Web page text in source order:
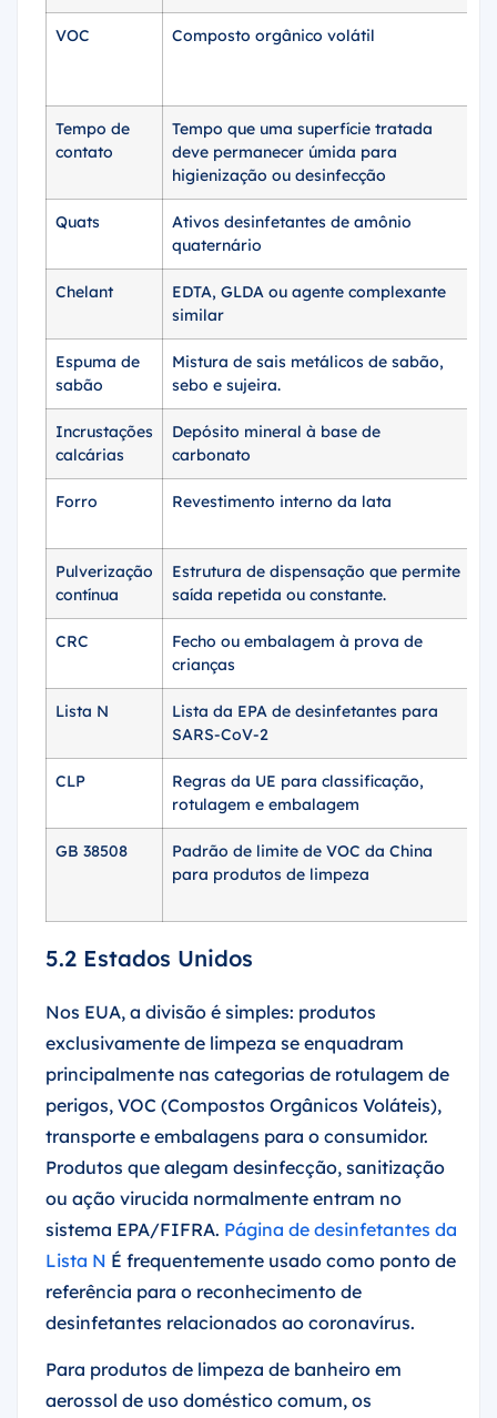
VOC Composto orgânico volátil
Tempo de
contato
Tempo que uma superfície tratada
deve permanecer úmida para
higienização ou desinfecção
Quats
Ativos desinfetantes de amônio
quaternário
Chelant
EDTA, GLDA ou agente complexante
similar
Espuma de
sabão
Mistura de sais metálicos de sabão,
sebo e sujeira.
Incrustações
calcárias
Depósito mineral à base de
carbonato
Forro Revestimento interno da lata
Pulverização
contínua
Estrutura de dispensação que permite
saída repetida ou constante.
CRC
Fecho ou embalagem à prova de
crianças
Lista N
Lista da EPA de desinfetantes para
SARS-CoV-2
CLP
Regras da UE para classificação,
rotulagem e embalagem
GB 38508
Padrão de limite de VOC da China
para produtos de limpeza
5.2 Estados Unidos
Nos EUA, a divisão é simples: produtos
exclusivamente de limpeza se enquadram
principalmente nas categorias de rotulagem de
perigos, VOC (Compostos Orgânicos Voláteis),
transporte e embalagens para o consumidor.
Produtos que alegam desinfecção, sanitização
ou ação virucida normalmente entram no
sistema EPA/FIFRA. Página de desinfetantes da
Lista N É frequentemente usado como ponto de
referência para o reconhecimento de
desinfetantes relacionados ao coronavírus.
Para produtos de limpeza de banheiro em
aerossol de uso doméstico comum, os